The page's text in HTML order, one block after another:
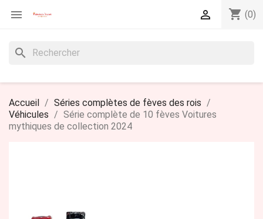
 shopping_cart (0)

search
Accueil
Séries complètes de fèves des rois
Véhicules
Série complète de 10 fèves Voitures
mythiques de collection 2024